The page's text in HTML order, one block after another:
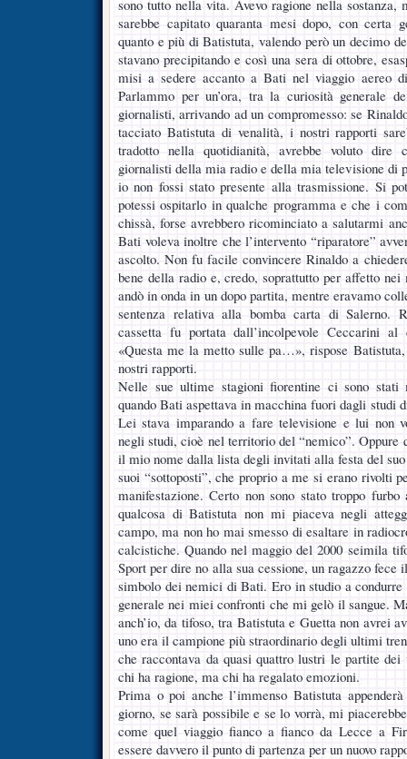
sono tutto nella vita. Avevo ragione nella sostanza,
sarebbe capitato quaranta mesi dopo, con certa
quanto e più di Batistuta, valendo però un decimo
stavano precipitando e così una sera di ottobre,
misi a sedere accanto a Bati nel viaggio aereo
Parlammo per un’ora, tra la curiosità generale
giornalisti, arrivando ad un compromesso: se
tacciato Batistuta di venalità, i nostri rapporti
tradotto nella quotidianità, avrebbe voluto dire
giornalisti della mia radio e della mia televisione di
io non fossi stato presente alla trasmissione. Si
potessi ospitarlo in qualche programma e che i
chissà, forse avrebbero ricominciato a salutarmi
Bati voleva inoltre che l’intervento “riparatore”
ascolto. Non fu facile convincere Rinaldo a
bene della radio e, credo, soprattutto per affetto
andò in onda in un dopo partita, mentre eravamo
sentenza relativa alla bomba carta di Salerno.
cassetta fu portata dall’incolpevole Ceccarini
«Questa me la metto sulle pa…», rispose
nostri rapporti.
Nelle sue ultime stagioni fiorentine ci sono stati
quando Bati aspettava in macchina fuori dagli
Lei stava imparando a fare televisione e lui non
negli studi, cioè nel territorio del “nemico”. Oppure
il mio nome dalla lista degli invitati alla festa del
suoi “sottoposti”, che proprio a me si erano rivolti
manifestazione. Certo non sono stato troppo
qualcosa di Batistuta non mi piaceva negli
campo, ma non ho mai smesso di esaltare in
calcistiche. Quando nel maggio del 2000 seimila
Sport per dire no alla sua cessione, un ragazzo
simbolo dei nemici di Bati. Ero in studio a
generale nei miei confronti che mi gelò il sangue.
anch’io, da tifoso, tra Batistuta e Guetta non avrei
uno era il campione più straordinario degli ultimi
che raccontava da quasi quattro lustri le partite
chi ha ragione, ma chi ha regalato emozioni.
Prima o poi anche l’immenso Batistuta
giorno, se sarà possibile e se lo vorrà, mi
come quel viaggio fianco a fianco da Lecce a
essere davvero il punto di partenza per un nuovo